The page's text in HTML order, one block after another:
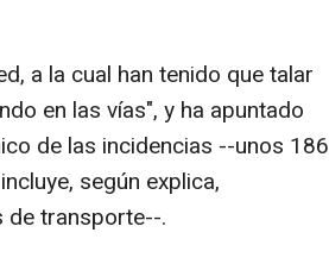
a la cual han tenido que talar
en las vías", y ha apuntado
de las incidencias --unos 186
según explica,
de transporte--.